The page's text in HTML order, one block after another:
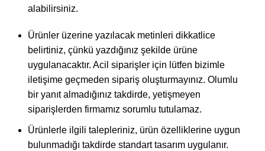
alabilirsiniz.
Ürünler üzerine yazılacak metinleri dikkatlice
belirtiniz, çünkü yazdığınız şekilde ürüne
uygulanacaktır. Acil siparişler için lütfen bizimle
iletişime geçmeden sipariş oluşturmayınız. Olumlu
bir yanıt almadığınız takdirde, yetişmeyen
siparişlerden firmamız sorumlu tutulamaz.
Ürünlerle ilgili talepleriniz, ürün özelliklerine uygun
bulunmadığı takdirde standart tasarım uygulanır.